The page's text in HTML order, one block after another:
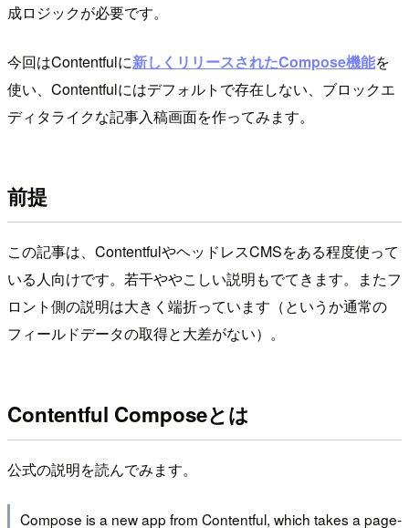
成ロジックが必要です。
今回はContentfulに新しくリリースされたCompose機能を
使い、Contentfulにはデフォルトで存在しない、ブロックエ
ディタライクな記事入稿画面を作ってみます。
前提
この記事は、ContentfulやヘッドレスCMSをある程度使って
いる人向けです。若干ややこしい説明もでてきます。またフ
ロント側の説明は大きく端折っています（というか通常の
フィールドデータの取得と大差がない）。
Contentful Composeとは
公式の説明を読んでみます。
Compose is a new app from Contentful, which takes a page-